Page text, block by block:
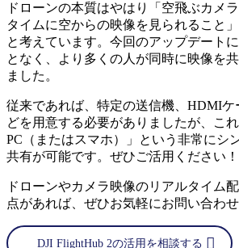
ドローンの本質はやはり「空飛ぶカメ
タイムに空からの映像を見られること
と考えています。今回のアップデート
となく、より多くの人が同時に映像を
ました。
従来であれば、特定の送信機、HDMIケ
どを用意する必要がありましたが、こ
PC（またはスマホ）」という非常にシ
共有が可能です。ぜひご活用ください！
ドローンやカメラ映像のリアルタイム
点があれば、ぜひお気軽にお問い合わせ
DJI FlightHub 2の活用を相談する